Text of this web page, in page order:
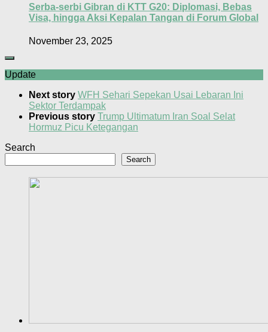
Serba-serbi Gibran di KTT G20: Diplomasi, Bebas
Visa, hingga Aksi Kepalan Tangan di Forum Global
November 23, 2025
Update
Next story WFH Sehari Sepekan Usai Lebaran Ini
Sektor Terdampak
Previous story Trump Ultimatum Iran Soal Selat
Hormuz Picu Ketegangan
Search
Search